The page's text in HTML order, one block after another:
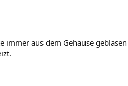
immer aus dem Gehäuse